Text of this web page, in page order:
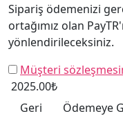
Sipariş ödemenizi
ortağımız olan
yönlendirileceksiniz.
Müşteri
2025.00₺
Geri
Ödemeye